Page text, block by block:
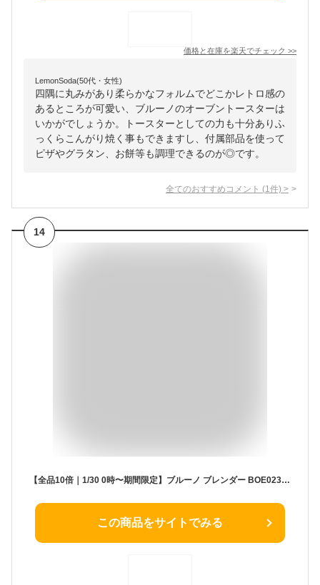
価格と在庫を楽天でチェック >>
LemonSoda(50代・女性)
四隅に丸みがあり柔らかなフォルムでどこかレトロ感の
あるところが可愛い、ブルーノのオーブントースターは
いかがでしょうか。トースターとしての力も十分ありふ
っくらこんがり焼く事もできますし、付属部品を使って
ピザやグラタン、お餅等も調理できるのが◎です。
全てのおすすめコメント (1 件) >
14
【全品10倍｜1/30 0時〜期間限定】ブルーノ ブレンダー BOE023 BRUNO｜コンパクトブレンダー ミキサー スムージー ジューサー 氷も砕ける キッチン家電 調理器具 レトロ おしゃれ かわいい 1年保証[PO10][即日発送]
この商品をサイトでみる